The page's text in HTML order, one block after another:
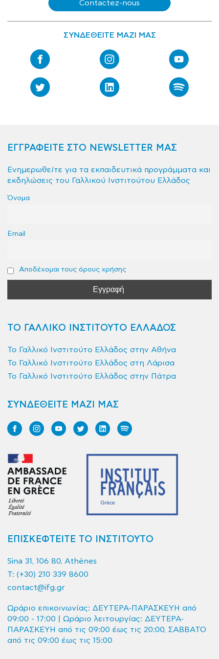
Contactez-nous
ΣΥΝΔΕΘΕΙΤΕ ΜΑΖΙ ΜΑΣ
ΕΓΓΡΑΦΕΙΤΕ ΣΤΟ NEWSLETTER ΜΑΣ
Ενημερωθείτε για τα εκπαιδευτικά προγράμματα και
εκδηλώσεις του Γαλλικού Ινστιτούτου Ελλάδος
Όνομα
Email
Αποδέχομαι τους όρους χρήσης
ΤΟ ΓΑΛΛΙΚΟ ΙΝΣΤΙΤΟΥΤΟ ΕΛΛΑΔΟΣ
Το Γαλλικό Ινστιτούτο Ελλάδος στην Αθήνα
Το Γαλλικό Ινστιτούτο Ελλάδος στη Λάρισα
Το Γαλλικό Ινστιτούτο Ελλάδος στην Πάτρα
ΣΥΝΔΕΘΕΙΤΕ ΜΑΖΙ ΜΑΣ
ΕΠΙΣΚΕΦΤΕΙΤΕ ΤΟ ΙΝΣΤΙΤΟΥΤΟ
Sina 31, 106 80, Athènes
T: (+30) 210 339 8600
contact@ifg.gr
Ωράριο επικοινωνίας: ΔΕΥΤΕΡΑ-ΠΑΡΑΣΚΕΥΗ από
09:00 - 17:00 | Ωράριο λειτουργίας: ΔΕΥΤΕΡΑ-
ΠΑΡΑΣΚΕΥΗ από τις 09:00 έως τις 20:00, ΣΑΒΒΑΤΟ
από τις 09:00 έως τις 15:00